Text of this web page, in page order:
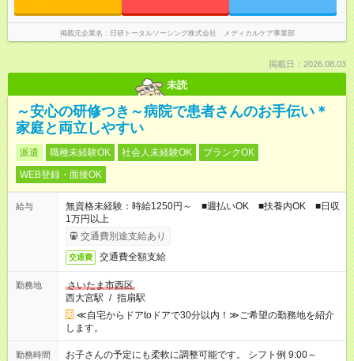
掲載元企業名 日研トータルソーシング株式会社 メディカルケア事業部
掲載日：2026.08.03
未読
～安心の研修つき～病院で患者さんのお手伝い＊
家庭と両立しやすい
派遣 職種未経験OK 社会人未経験OK
ブランクOK
WEB登録・面接OK
給与
無資格未経験：時給1250円～ ■週払いOK ■扶養内OK ■日収
1万円以上
交通費別途支給あり
交通費 交通費全額支給
勤務地
さいたま市西区
西大宮駅 / 指扇駅
≪自宅からドアtoドアで30分以内！≫ご希望の勤務地を紹介
します。
勤務時間
お子さんの予定にも柔軟に調整可能です。 シフト例 9:00～